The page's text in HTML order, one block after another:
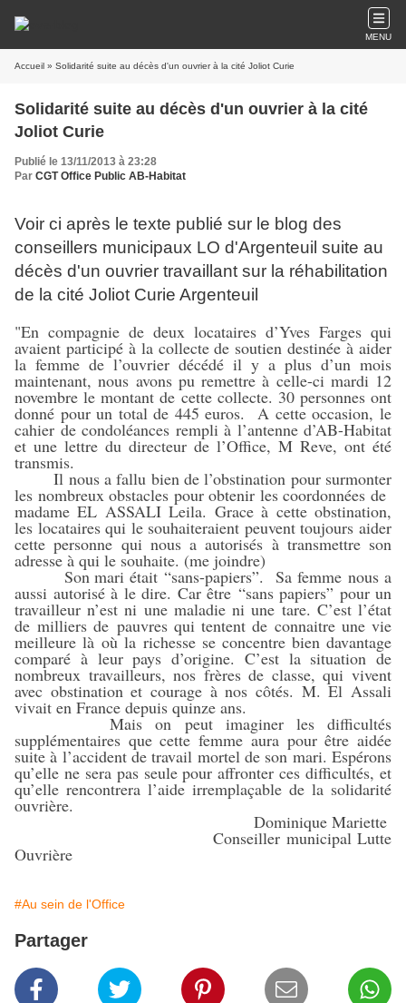
MENU
Accueil » Solidarité suite au décès d'un ouvrier à la cité Joliot Curie
Solidarité suite au décès d'un ouvrier à la cité
Joliot Curie
Publié le 13/11/2013 à 23:28
Par CGT Office Public AB-Habitat
Voir ci après le texte publié sur le blog des
conseillers municipaux LO d'Argenteuil suite au
décès d'un ouvrier travaillant sur la réhabilitation
de la cité Joliot Curie Argenteuil
"En compagnie de deux locataires d’Yves Farges qui
avaient participé à la collecte de soutien destinée à aider
la femme de l’ouvrier décédé il y a plus d’un mois
maintenant, nous avons pu remettre à celle-ci mardi 12
novembre le montant de cette collecte. 30 personnes ont
donné pour un total de 445 euros. A cette occasion, le
cahier de condoléances rempli à l’antenne d’AB-Habitat
et une lettre du directeur de l’Office, M Reve, ont été
transmis.
Il nous a fallu bien de l’obstination pour surmonter
les nombreux obstacles pour obtenir les coordonnées de
madame EL ASSALI Leila. Grace à cette obstination,
les locataires qui le souhaiteraient peuvent toujours aider
cette personne qui nous a autorisés à transmettre son
adresse à qui le souhaite. (me joindre)
Son mari était “sans-papiers”. Sa femme nous a
aussi autorisé à le dire. Car être “sans papiers” pour un
travailleur n’est ni une maladie ni une tare. C’est l’état
de milliers de pauvres qui tentent de connaitre une vie
meilleure là où la richesse se concentre bien davantage
comparé à leur pays d’origine. C’est la situation de
nombreux travailleurs, nos frères de classe, qui vivent
avec obstination et courage à nos côtés. M. El Assali
vivait en France depuis quinze ans.
Mais on peut imaginer les difficultés
supplémentaires que cette femme aura pour être aidée
suite à l’accident de travail mortel de son mari. Espérons
qu’elle ne sera pas seule pour affronter ces difficultés, et
qu’elle rencontrera l’aide irremplaçable de la solidarité
ouvrière.
Dominique Mariette
Conseiller municipal Lutte
Ouvrière
#Au sein de l'Office
Partager